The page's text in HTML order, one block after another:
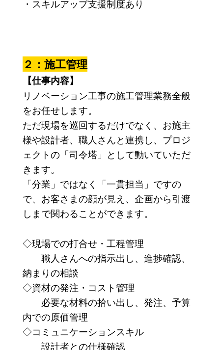
・スキルアップ支援制度あり
２：施工管理
【仕事内容】
リノベーション工事の施工管理業務全般
をお任せします。
ただ現場を巡回するだけでなく、お施主
様や設計者、職人さんと連携し、プロジ
ェクトの「司令塔」として動いていただ
きます。
「分業」ではなく「一貫担当」ですの
で、お客さまの顔が見え、企画から引渡
しまで関わることができます。
◇現場での打合せ・工程管理
職人さんへの指示出し、進捗確認、
納まりの相談
◇資材の発注・コスト管理
必要な材料の拾い出し、発注、予算
内での原価管理
◇コミュニケーションスキル
設計者との仕様確認